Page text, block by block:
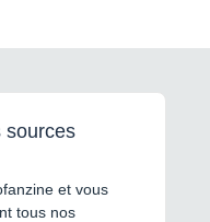
sources
et vous
tous nos